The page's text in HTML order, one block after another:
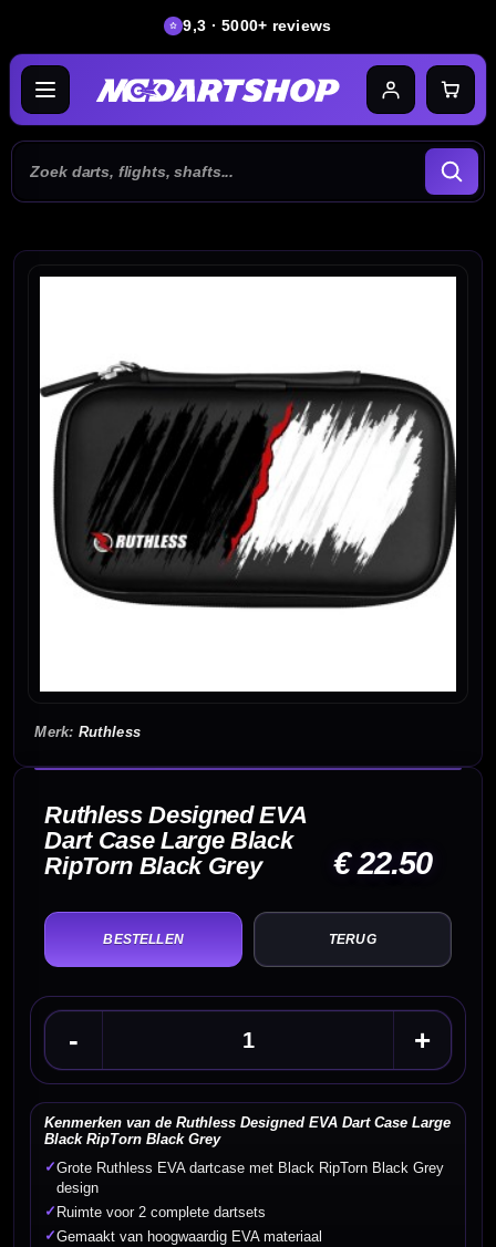
9,3 · 5000+ reviews
Ruthless
Ruthless Designed EVA
Dart Case Large Black
RipTorn Black Grey
€ 22.50
TERUG
Kenmerken van de Ruthless Designed EVA Dart Case Large
Black RipTorn Black Grey
✓Grote Ruthless EVA dartcase met Black RipTorn Black Grey
design
✓ Ruimte voor 2 complete dartsets
✓Gemaakt van hoogwaardig EVA materiaal
- +